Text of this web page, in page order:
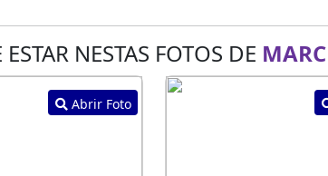
NESTAS FOTOS DE
Abrir Foto